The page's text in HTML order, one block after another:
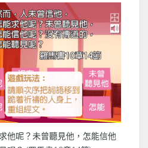
他呢？未曾聽見他，怎能信他